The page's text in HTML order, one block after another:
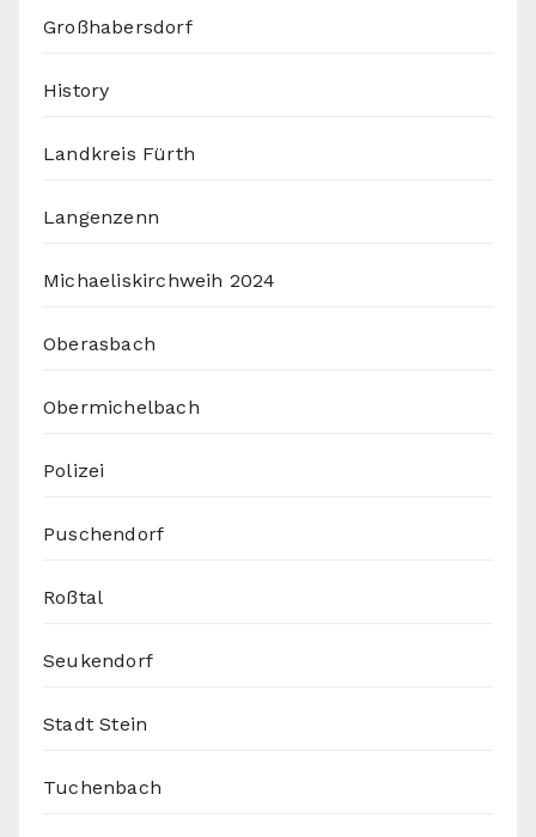
Großhabersdorf
History
Landkreis Fürth
Langenzenn
Michaeliskirchweih 2024
Oberasbach
Obermichelbach
Polizei
Puschendorf
Roßtal
Seukendorf
Stadt Stein
Tuchenbach